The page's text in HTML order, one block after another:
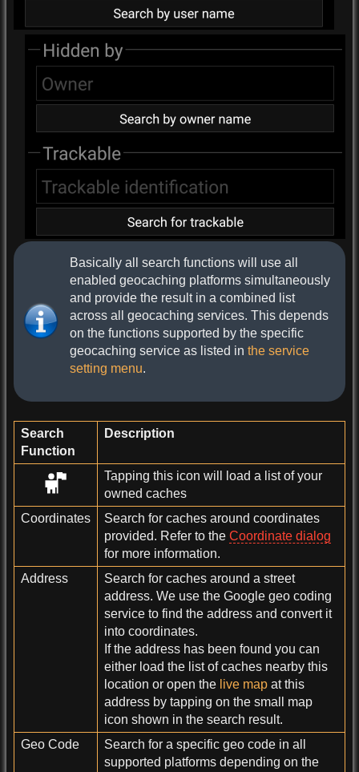
Basically all search functions will use all
enabled geocaching platforms simultaneously
and provide the result in a combined list
across all geocaching services. This depends
on the functions supported by the specific
geocaching service as listed in the service
setting menu.
Search
Function
Description
Tapping this icon will load a list of your
owned caches
Coordinates
Search for caches around coordinates
provided. Refer to the Coordinate dialog
for more information.
Address
Search for caches around a street
address. We use the Google geo coding
service to find the address and convert it
into coordinates.
If the address has been found you can
either load the list of caches nearby this
location or open the live map at this
address by tapping on the small map
icon shown in the search result.
Geo Code
Search for a specific geo code in all
supported platforms depending on the